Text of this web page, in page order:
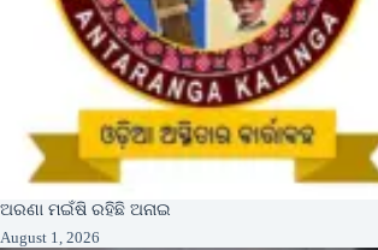
ଅରଣା ମଇଁଷି ରହିଛି ଅନାଇ
August 1, 2026